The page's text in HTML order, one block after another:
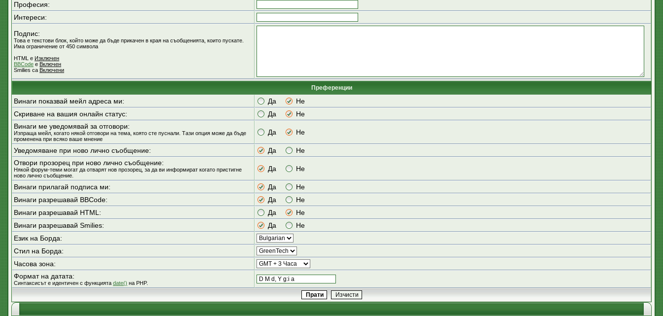
Професия:
Интереси:
Подпис:
Това е текстови блок, който може да бъде прикачен в края на съобщенията, които пускате.
Има ограничение от 450 символа
HTML е Изключен
BBCode е Включен
Smilies са Включени
Преференции
Винаги показвай мейл адреса ми: Да
Не
Скриване на вашия онлайн статус:
Да
Не
Винаги ме уведомявай за отговори:
Изпраща мейл, когато някой отговори на тема, която сте пуснали. Тази опция може да бъде
променена при всяко ваше мнение
Да Не
Уведомяване при ново лично съобщение: Да
Не
Отвори прозорец при ново лично съобщение:
Някой форум-теми могат да отварят нов прозорец, за да ви информират когато пристигне
ново лично съобщение.
Да Не
Винаги прилагай подписа ми: Да
Не
Винаги разрешавай BBCode:
Да
Не
Винаги разрешавай HTML:
Да
Не
Винаги разрешавай Smilies:
Да
Не
Език на Борда:
Стил на Борда:
Часова зона:
Формат на датата:
Синтаксисът е идентичен с функцията date() на PHP.